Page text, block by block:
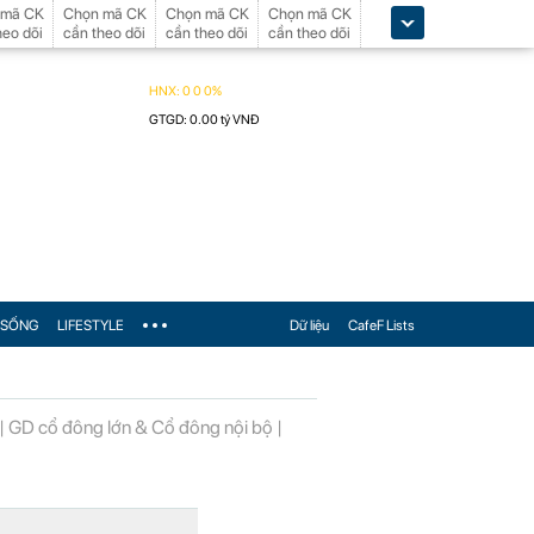
CK
dõi
Chọn mã CK
cần theo dõi
Chọn mã CK
cần theo dõi
Chọn mã CK
cần theo dõi
SỐNG LIFESTYLE CafeF Lists
Dữ liệu
| GD cổ đông lớn & Cổ đông nội bộ |